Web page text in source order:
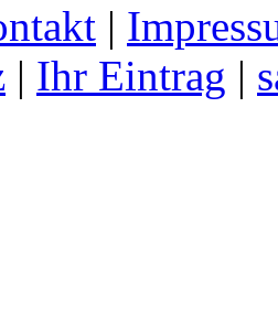
|
| Ihr Eintrag |